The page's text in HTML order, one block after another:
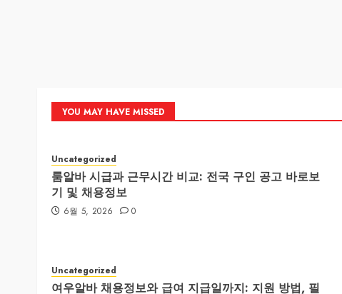
YOU MAY HAVE MISSED
Uncategorized
룸알바 시급과 근무시간 비교: 전국 구인 공고 바로보
기 및 채용정보
6월 5, 2026 0
Uncategorized
여우알바 채용정보와 급여 지급일까지: 지원 방법, 필